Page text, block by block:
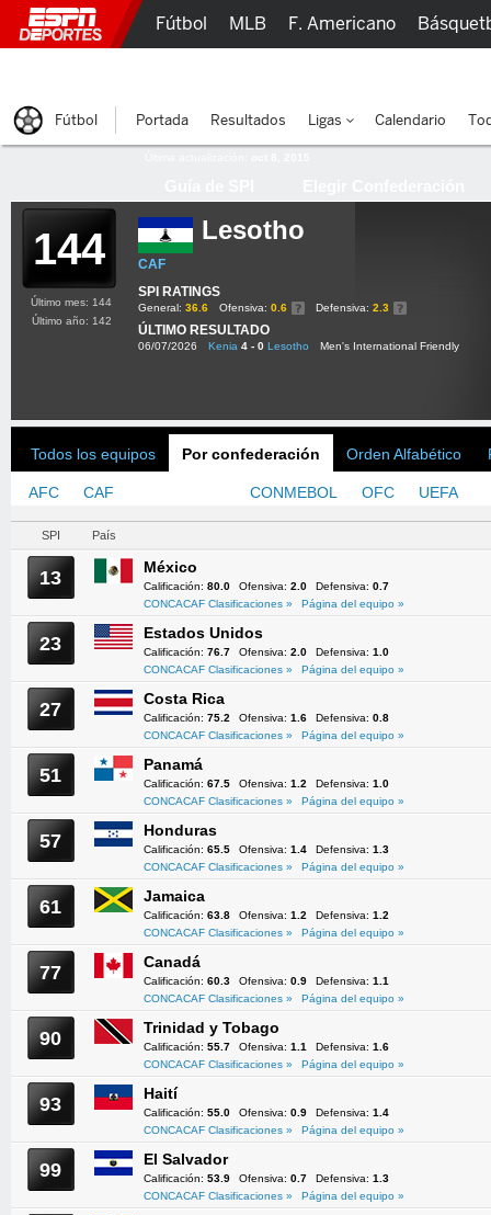
144 Lesotho
CAF
SPI RATINGS
General: 36.6 Ofensiva: 0.6 Defensiva: 2.3
ÚLTIMO RESULTADO
06/07/2026 Kenia 4 - 0 Lesotho Men's International Friendly
Último mes: 144
Último año: 142
Todos los equipos Por confederación Orden Alfabético
AFC CAF CONMEBOL OFC UEFA
SPI País
13 México
Calificación: 80.0 Ofensiva: 2.0 Defensiva: 0.7
CONCACAF Clasificaciones »
Página del equipo »
23 Estados Unidos
Calificación: 76.7 Ofensiva: 2.0 Defensiva: 1.0
CONCACAF Clasificaciones »
Página del equipo »
27 Costa Rica
Calificación: 75.2 Ofensiva: 1.6 Defensiva: 0.8
CONCACAF Clasificaciones »
Página del equipo »
51 Panamá
Calificación: 67.5 Ofensiva: 1.2 Defensiva: 1.0
CONCACAF Clasificaciones »
Página del equipo »
57 Honduras
Calificación: 65.5 Ofensiva: 1.4 Defensiva: 1.3
CONCACAF Clasificaciones »
Página del equipo »
61 Jamaica
Calificación: 63.8 Ofensiva: 1.2 Defensiva: 1.2
CONCACAF Clasificaciones »
Página del equipo »
77 Canadá
Calificación: 60.3 Ofensiva: 0.9 Defensiva: 1.1
CONCACAF Clasificaciones »
Página del equipo »
90 Trinidad y Tobago
Calificación: 55.7 Ofensiva: 1.1 Defensiva: 1.6
CONCACAF Clasificaciones »
Página del equipo »
93 Haití
Calificación: 55.0 Ofensiva: 0.9 Defensiva: 1.4
CONCACAF Clasificaciones »
Página del equipo »
99 El Salvador
Calificación: 53.9 Ofensiva: 0.7 Defensiva: 1.3
CONCACAF Clasificaciones »
Página del equipo »
Fútbol MLB F. Americano
Fútbol Portada Resultados Ligas Calendario